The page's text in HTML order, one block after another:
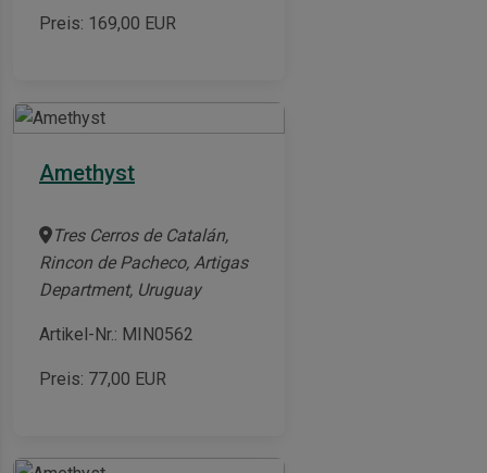
Preis: 169,00 EUR
Amethyst
Tres Cerros de Catalán,
Rincon de Pacheco, Artigas
Department, Uruguay
Artikel-Nr.: MIN0562
Preis: 77,00 EUR